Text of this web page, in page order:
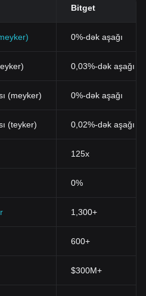
Bitget
0%-dək aşağı
0,03%-dək aşağı
(meyker) 0%-dək aşağı
(teyker) 0,02%-dək aşağı
125x
0%
1,300+
600+
$300M+